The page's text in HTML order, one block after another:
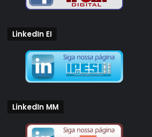
LinkedIn EI
LinkedIn MM